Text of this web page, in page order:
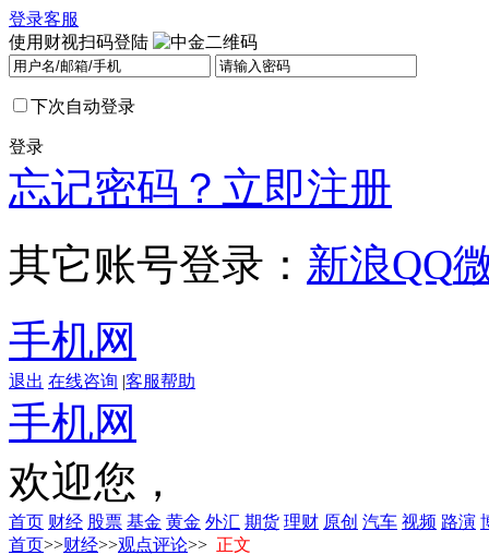
登录客服
使用财视扫码登陆
下次自动登录
登录
忘记密码？ 立即注册
其它账号登录： 新浪QQ
手机网
退出 在线咨询 |客服帮助
手机网
欢迎您，
首页 财经 股票 基金 黄金 外汇 期货 理财 原创 汽车 视频 路演
首页>>财经>>观点评论>> 正文